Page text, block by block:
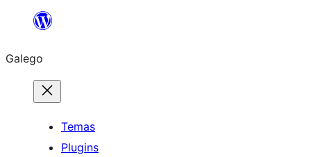
Saltar
contido
Galego
Temas
Plugins